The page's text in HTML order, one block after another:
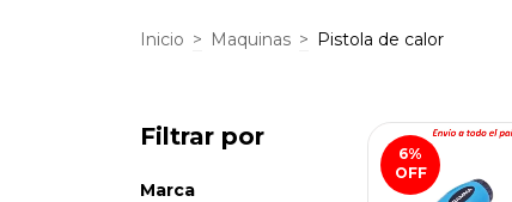
Inicio > Maquinas > Pistola de calor
Filtrar por
Marca
6%
OFF